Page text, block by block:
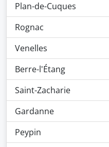
Plan-de-Cuques
Rognac
Venelles
Berre-l'Étang
Saint-Zacharie
Gardanne
Peypin